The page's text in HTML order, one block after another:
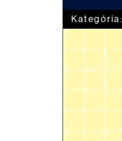
Kategória: